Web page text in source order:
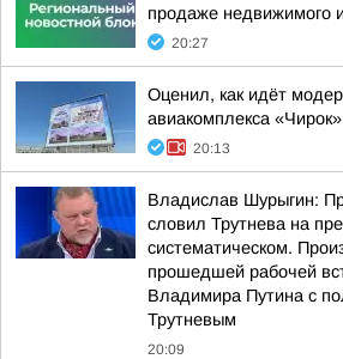
продаже недвижимого
20:27
Оценил, как идёт
авиакомплекса
20:13
Владислав Шурыгин:
словил Трутнева на
систематическом.
прошедшей рабочей
Владимира Путина с
Трутневым
20:09